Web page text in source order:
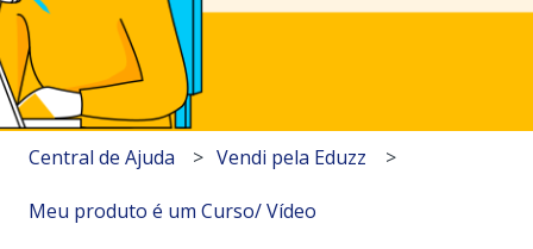
Central de Ajuda Vendi pela Eduzz
Meu produto é um Curso/ Vídeo